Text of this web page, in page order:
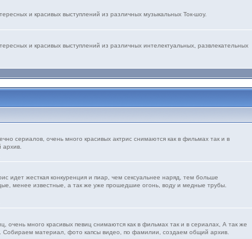
и красивых выступлений из различных музыкальных Ток-шоу.
и красивых выступлений из различных интелектуальных, развлекательных
сериалов, очень много красивых актрис снимаются как в фильмах так и в
идет жесткая конкуренция и пиар, чем сексуальнее наряд, тем больше
менее известные, а так же уже прошедшие огонь, воду и медные трубы.
очень много красивых певиц снимаются как в фильмах так и в сериалах, А так же
Собираем материал, фото капсы видео, по фамилии, создаем общий архив.